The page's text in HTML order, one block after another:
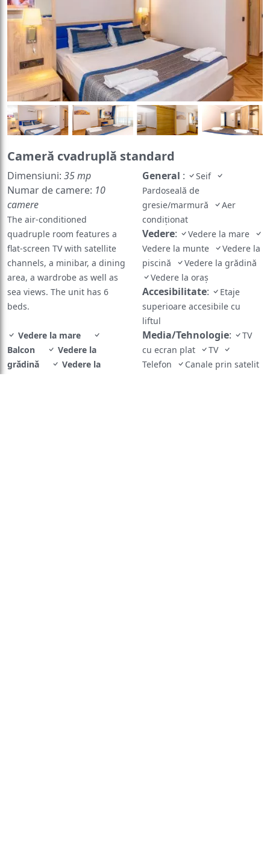
Cameră cvadruplă standard
Dimensiuni: 35 mp
Numar de camere: 10
camere
The air-conditioned
quadruple room features a
flat-screen TV with satellite
channels, a minibar, a dining
area, a wardrobe as well as
sea views. The unit has 6
beds.
Vedere la mare
Balcon
Vedere la
grădină
Vedere la
General :
Seif
Pardoseală de
gresie/marmură
Aer
condiţionat
Vedere:
Vedere la mare
Vedere la munte
Vedere la
piscină
Vedere la grădină
Vedere la oraș
Accesibilitate:
Etaje
superioare accesibile cu
liftul
Media/Tehnologie:
TV
cu ecran plat
TV
Telefon
Canale prin satelit